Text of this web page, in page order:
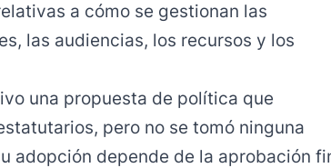
a cómo se gestionan las
las audiencias, los recursos y los
una propuesta de política que
pero no se tomó ninguna
adopción depende de la aprobación